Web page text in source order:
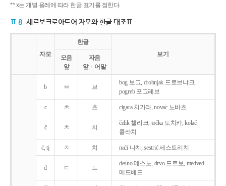
** x는 개별 용례에 따라 한글 표기를 정한다.
표 8 세르보크로아트어 자모와 한글 대조표
자모
한글
보기
모음
앞
자음
앞ㆍ어말
b ㅂ 브
bog 보그, drobnjak 드로브냐크,
pogreb 포그레브
c ㅊ 츠 cigara 치가라, novac 노바츠
č ㅊ 치
čelik 첼리크, točka 토치카, kolač
콜라치
ć, tj ㅊ 치 naći 나치, sestrić 세스트리치
d ㄷ 드
desno 데스노, drvo 드르보, medved
메드베드